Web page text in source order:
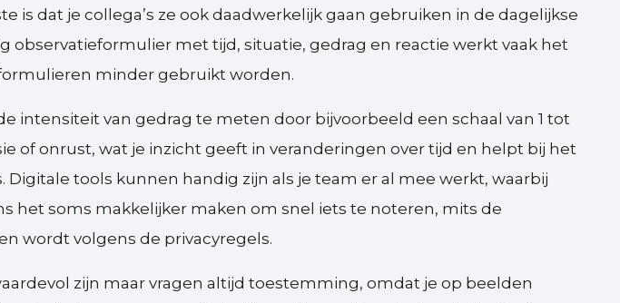
is dat je collega’s ze ook daadwerkelijk gaan gebruiken in de dagelijkse
observatieformulier met tijd, situatie, gedrag en reactie werkt vaak het
minder gebruikt worden.
intensiteit van gedrag te meten door bijvoorbeeld een schaal van 1 tot
of onrust, wat je inzicht geeft in veranderingen over tijd en helpt bij het
Digitale tools kunnen handig zijn als je team er al mee werkt, waarbij
het soms makkelijker maken om snel iets te noteren, mits de
wordt volgens de privacyregels.
zijn maar vragen altijd toestemming, omdat je op beelden